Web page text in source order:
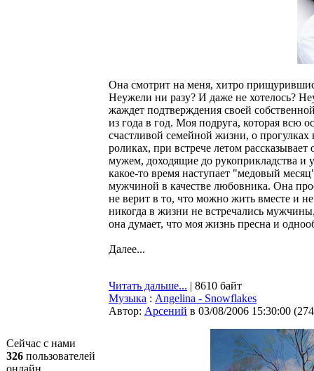
Сейчас с нами
326 пользователей
онлайн
Она смотрит на меня, хитро
Неужели ни разу? И даже не хотелось?
жаждет подтверждения своей
из года в год. Моя подруга, которая всю
счастливой семейной жизни, о
роликах, при встрече летом
мужем, доходящие до рукоприкладства и
какое-то время наступает "медовый
мужчиной в качестве любовника. Она
не верит в то, что можно жить вместе и
никогда в жизни не встречались
она думает, что моя жизнь пресна и
Далее...
Читать дальше... | 8610 байт
Музыка : Angelina - Snowflakes
Автор: Арсений в 03/08/2006 15:30:00 (